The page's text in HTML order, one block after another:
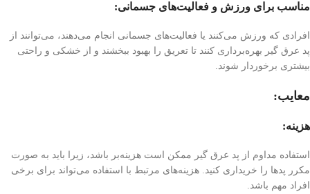
مناسب برای ورزش و فعالیت‌های جسمانی:
افرادی که ورزش می‌کنند یا فعالیت‌های جسمانی انجام می‌دهند، می‌توانند از
پد عرق گیر بهره‌برداری کنند تا تعریق را بهبود ببخشند و از خشکی و راحتی
بیشتری برخوردار شوند.
معایب:
هزینه:
استفاده مداوم از پد عرق گیر ممکن است هزینه‌بر باشد، زیرا باید به صورت
مکرر پد‌ها را خریداری کنید. هزینه‌های مرتبط با استفاده می‌تواند برای برخی
افراد مهم باشد.